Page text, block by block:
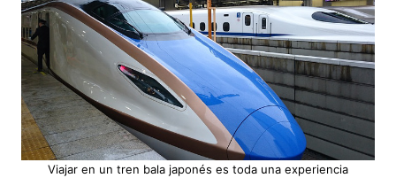
Viajar en un tren bala japonés es toda una experiencia